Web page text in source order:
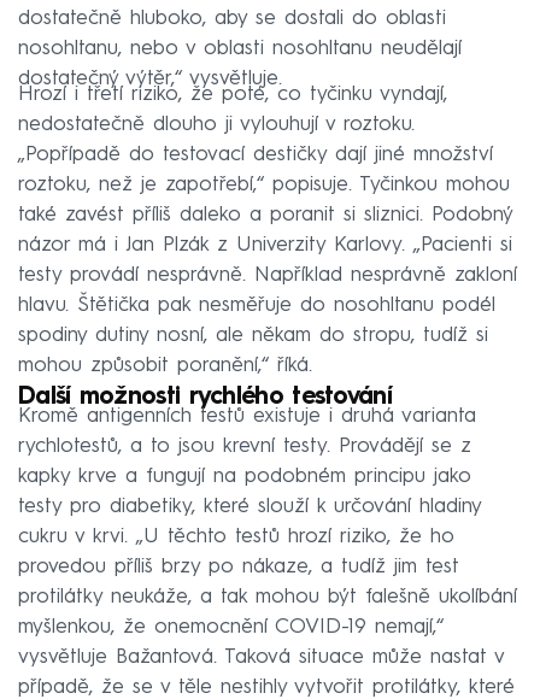
dostatečně hluboko, aby se dostali do oblasti
nosohltanu, nebo v oblasti nosohltanu neudělají
dostatečný výtěr,“ vysvětluje.
Hrozí i třetí riziko, že poté, co tyčinku vyndají,
nedostatečně dlouho ji vylouhují v roztoku.
„Popřípadě do testovací destičky dají jiné množství
roztoku, než je zapotřebí,“ popisuje. Tyčinkou mohou
také zavést příliš daleko a poranit si sliznici. Podobný
názor má i Jan Plzák z Univerzity Karlovy. „Pacienti si
testy provádí nesprávně. Například nesprávně zakloní
hlavu. Štětička pak nesměřuje do nosohltanu podél
spodiny dutiny nosní, ale někam do stropu, tudíž si
mohou způsobit poranění,“ říká.
Další možnosti rychlého testování
Kromě antigenních testů existuje i druhá varianta
rychlotestů, a to jsou krevní testy. Provádějí se z
kapky krve a fungují na podobném principu jako
testy pro diabetiky, které slouží k určování hladiny
cukru v krvi. „U těchto testů hrozí riziko, že ho
provedou příliš brzy po nákaze, a tudíž jim test
protilátky neukáže, a tak mohou být falešně ukolíbání
myšlenkou, že onemocnění COVID-19 nemají,“
vysvětluje Bažantová. Taková situace může nastat v
případě, že se v těle nestihly vytvořit protilátky, které